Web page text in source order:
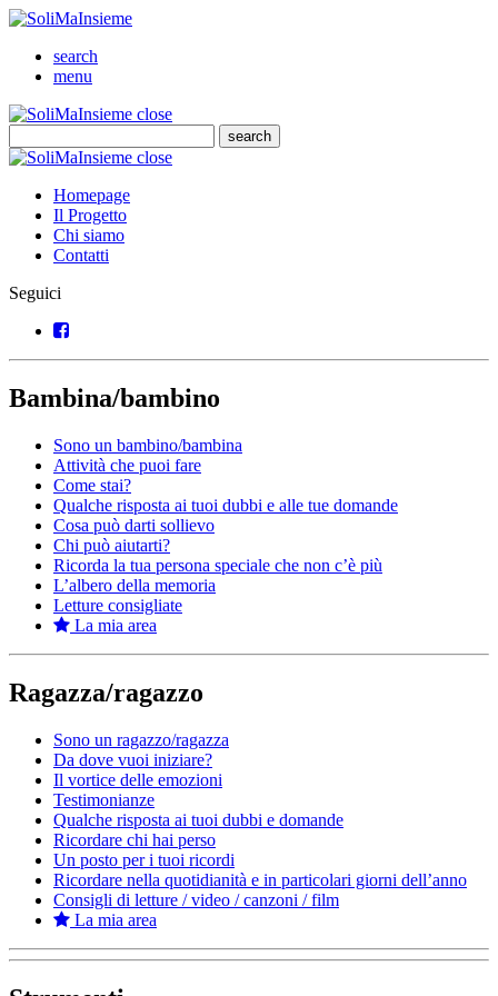
SoliMaInsieme
search
menu
SoliMaInsieme
closeClose
search
Cerca
SoliMaInsieme
closeClose
Homepage
Il Progetto
Chi siamo
Contatti
Seguici
Facebook
Bambina/bambino
Sono un bambino/bambina
Attività che puoi fare
Come stai?
Qualche risposta ai tuoi dubbi e alle tue domande
Cosa può darti sollievo
Chi può aiutarti?
Ricorda la tua persona speciale che non c’è più
L’albero della memoria
Letture consigliate
La mia area
Ragazza/ragazzo
Sono un ragazzo/ragazza
Da dove vuoi iniziare?
Il vortice delle emozioni
Testimonianze
Qualche risposta ai tuoi dubbi e domande
Ricordare chi hai perso
Un posto per i tuoi ricordi
Ricordare nella quotidianità e in particolari giorni dell’anno
Consigli di letture / video / canzoni / film
La mia area